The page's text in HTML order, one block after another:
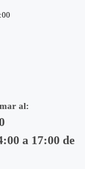
al:
a 17:00 de